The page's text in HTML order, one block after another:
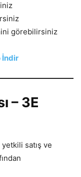
görebilirsiniz
İndir
– 3E
yetkili satış ve